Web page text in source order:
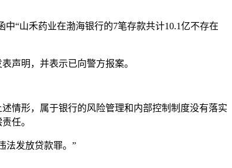
“山禾药业在渤海银行的7笔存款共计10.1亿不存在
声明，并表示已向警方报案。
情形，属于银行的风险管理和内部控制制度没有落实
任。
法发放贷款罪。”